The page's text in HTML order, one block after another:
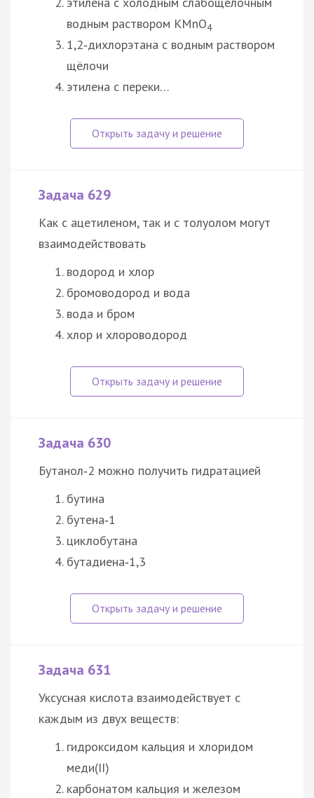
водным раствором KMnO4
1,2‑дихлорэтана с водным раствором
щёлочи
этилена с переки…
Задача 629
Как с ацетиленом, так и с толуолом могут
взаимодействовать
водород и хлор
бромоводород и вода
вода и бром
хлор и хлороводород
Задача 630
Бутанол‑2 можно получить гидратацией
бутина
бутена‑1
циклобутана
бутадиена‑1,3
Задача 631
Уксусная кислота взаимодействует с
каждым из двух веществ:
гидроксидом кальция и хлоридом
меди(II)
карбонатом кальция и железом